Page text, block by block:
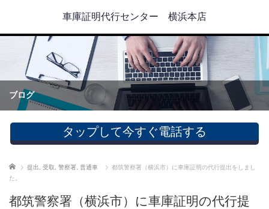
車庫証明代行センター 横浜本店
ブログ
タップして今すぐ電話する
ホーム 提出 受取 警察署 普通車
都筑警察署（横浜市）に車庫証明の代行提出をしまし
た。
都筑警察署（横浜市）に車庫証明の代行提